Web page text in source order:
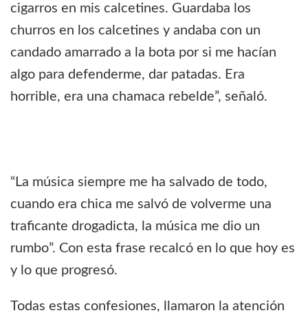
cigarros en mis calcetines. Guardaba los
churros en los calcetines y andaba con un
candado amarrado a la bota por si me hacían
algo para defenderme, dar patadas. Era
horrible, era una chamaca rebelde”, señaló.
“La música siempre me ha salvado de todo,
cuando era chica me salvó de volverme una
traficante drogadicta, la música me dio un
rumbo”. Con esta frase recalcó en lo que hoy es
y lo que progresó.
Todas estas confesiones, llamaron la atención